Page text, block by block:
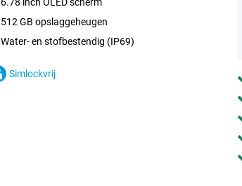
512 GB opslaggeheugen
Water- en stofbestendig (IP69)
Simlockvrij